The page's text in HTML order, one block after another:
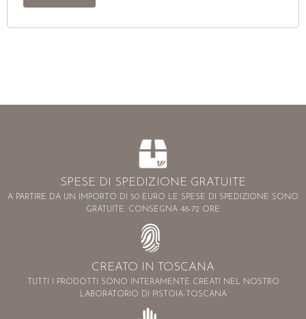
SPESE DI SPEDIZIONE GRATUITE
A PARTIRE DA UN IMPORTO DI 50 EURO LE SPESE DI SPEDIZIONE SONO
GRATUITE. CONSEGNA 48-72 ORE
CREATO IN TOSCANA
TUTTI I PRODOTTI SONO INTERAMENTE CREATI NEL NOSTRO
LABORATORIO DI PISTOIA-TOSCANA